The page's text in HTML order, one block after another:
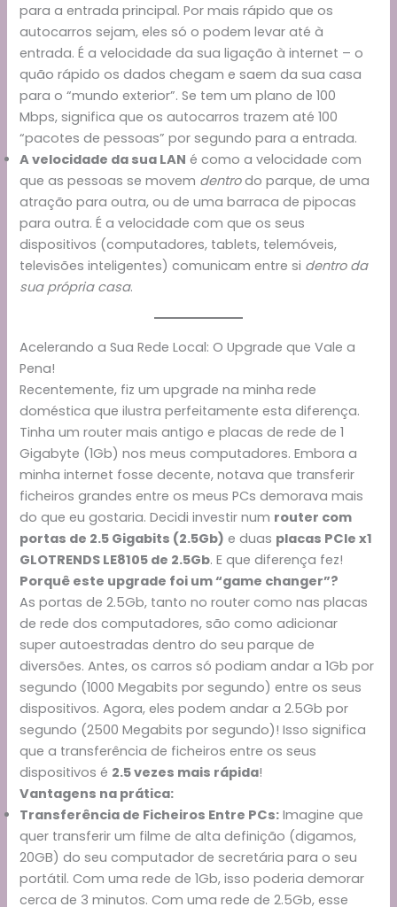
para a entrada principal. Por mais rápido que os
autocarros sejam, eles só o podem levar até à
entrada. É a velocidade da sua ligação à internet – o
quão rápido os dados chegam e saem da sua casa
para o “mundo exterior”. Se tem um plano de 100
Mbps, significa que os autocarros trazem até 100
“pacotes de pessoas” por segundo para a entrada.
A velocidade da sua LAN é como a velocidade com
que as pessoas se movem dentrodo parque, de uma
atração para outra, ou de uma barraca de pipocas
para outra. É a velocidade com que os seus
dispositivos (computadores, tablets, telemóveis,
televisões inteligentes) comunicam entre si dentro da
sua própria casa.
Acelerando a Sua Rede Local: O Upgrade que Vale a
Pena!
Recentemente, fiz um upgrade na minha rede
doméstica que ilustra perfeitamente esta diferença.
Tinha um router mais antigo e placas de rede de 1
Gigabyte (1Gb) nos meus computadores. Embora a
minha internet fosse decente, notava que transferir
ficheiros grandes entre os meus PCs demorava mais
do que eu gostaria. Decidi investir num router com
portas de 2.5 Gigabits (2.5Gb) e duas placas PCIe x1
GLOTRENDS LE8105 de 2.5Gb. E que diferença fez!
Porquê este upgrade foi um “game changer”?
As portas de 2.5Gb, tanto no router como nas placas
de rede dos computadores, são como adicionar
super autoestradas dentro do seu parque de
diversões. Antes, os carros só podiam andar a 1Gb por
segundo (1000 Megabits por segundo) entre os seus
dispositivos. Agora, eles podem andar a 2.5Gb por
segundo (2500 Megabits por segundo)! Isso significa
que a transferência de ficheiros entre os seus
dispositivos é 2.5 vezes mais rápida!
Vantagens na prática:
Transferência de Ficheiros Entre PCs: Imagine que
quer transferir um filme de alta definição (digamos,
20GB) do seu computador de secretária para o seu
portátil. Com uma rede de 1Gb, isso poderia demorar
cerca de 3 minutos. Com uma rede de 2.5Gb, esse